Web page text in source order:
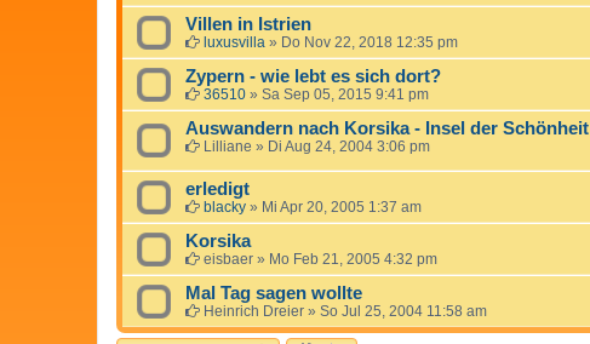
Villen in Istrien
luxusvilla » Do Nov 22, 2018 12:35 pm
Zypern - wie lebt es sich dort?
36510 » Sa Sep 05, 2015 9:41 pm
Auswandern nach Korsika - Insel der Schönheit
Lilliane » Di Aug 24, 2004 3:06 pm
erledigt
blacky » Mi Apr 20, 2005 1:37 am
Korsika
eisbaer » Mo Feb 21, 2005 4:32 pm
Mal Tag sagen wollte
Heinrich Dreier » So Jul 25, 2004 11:58 am